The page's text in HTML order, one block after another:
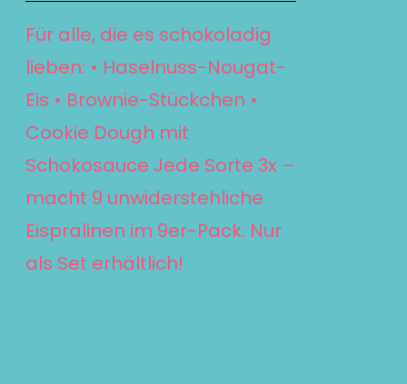
Für alle, die es schokoladig
lieben: • Haselnuss-Nougat-
Eis • Brownie-Stückchen •
Cookie Dough mit
Schokosauce Jede Sorte 3x –
macht 9 unwiderstehliche
Eispralinen im 9er-Pack. Nur
als Set erhältlich!